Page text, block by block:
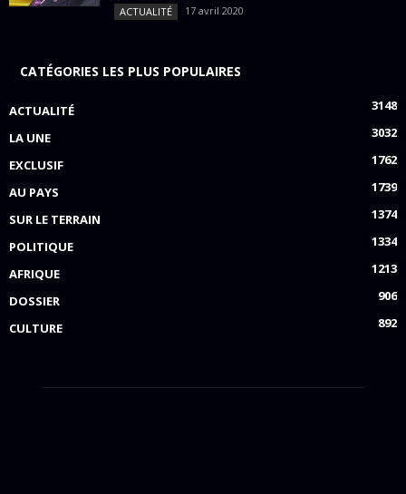
ACTUALITÉ 17 avril 2020
CATÉGORIES LES PLUS POPULAIRES
ACTUALITÉ
3148
LA UNE
3032
EXCLUSIF
1762
AU PAYS
1739
SUR LE TERRAIN
1374
POLITIQUE
1334
AFRIQUE
1213
DOSSIER
906
CULTURE
892